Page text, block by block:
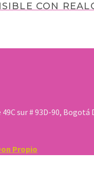
CON
sur # 93D-90, Bogotá
Propio